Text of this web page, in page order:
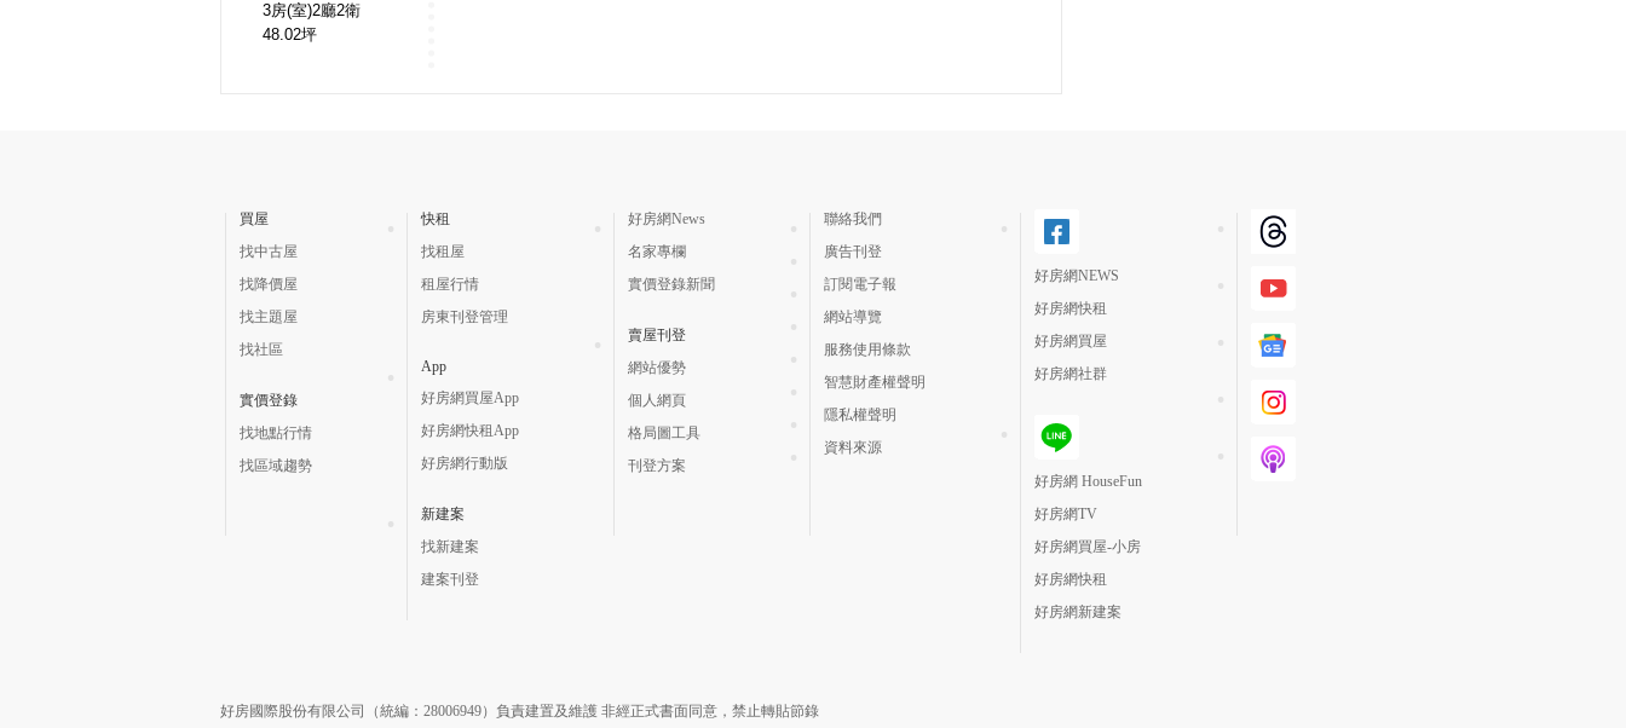
3房(室)2廳2衛
48.02坪
買屋
找中古屋
找降價屋
找主題屋
找社區
實價登錄
找地點行情
找區域趨勢
快租
找租屋
租屋行情
房東刊登管理
App
好房網買屋App
好房網快租App
好房網行動版
新建案
找新建案
建案刊登
好房網News
名家專欄
實價登錄新聞
賣屋刊登
網站優勢
個人網頁
格局圖工具
刊登方案
聯絡我們
廣告刊登
訂閱電子報
網站導覽
服務使用條款
智慧財產權聲明
隱私權聲明
資料來源
好房網NEWS
好房網快租
好房網買屋
好房網社群
好房網 HouseFun
好房網TV
好房網買屋-小房
好房網快租
好房網新建案
好房國際股份有限公司（統編：28006949）負責建置及維護 非經正式書面同意，禁止轉貼節錄